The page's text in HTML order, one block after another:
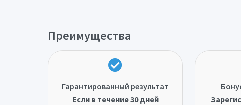
Преимущества
Гарантированный результат
Если в течение 30 дней